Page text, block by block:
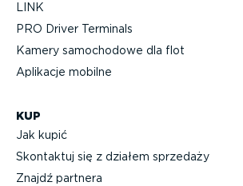
LINK
PRO Driver Terminals
Kamery samochodowe dla flot
Aplikacje mobilne
KUP
Jak kupić
Skontaktuj się z działem sprzedaży
Znajdź partnera